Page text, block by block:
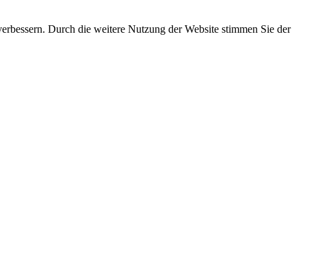
Durch die weitere Nutzung der Website stimmen Sie der